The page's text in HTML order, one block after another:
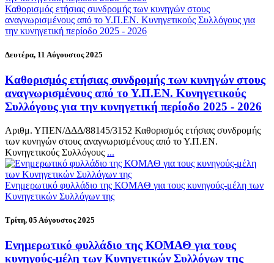
Καθορισμός ετήσιας συνδρομής των κυνηγών στους
αναγνωρισμένους από το Υ.Π.ΕΝ. Κυνηγετικούς Συλλόγους για
την κυνηγετική περίοδο 2025 - 2026
Δευτέρα, 11 Αύγουστος 2025
Καθορισμός ετήσιας συνδρομής των κυνηγών στους
αναγνωρισμένους από το Υ.Π.ΕΝ. Κυνηγετικούς
Συλλόγους για την κυνηγετική περίοδο 2025 - 2026
Αριθμ. ΥΠΕΝ/ΔΔΔ/88145/3152 Καθορισμός ετήσιας συνδρομής
των κυνηγών στους αναγνωρισμένους από το Υ.Π.ΕΝ.
Κυνηγετικούς Συλλόγους ...
Ενημερωτικό φυλλάδιο της ΚΟΜΑΘ για τους κυνηγούς-μέλη των
Κυνηγετικών Συλλόγων της
Τρίτη, 05 Αύγουστος 2025
Ενημερωτικό φυλλάδιο της ΚΟΜΑΘ για τους
κυνηγούς-μέλη των Κυνηγετικών Συλλόγων της